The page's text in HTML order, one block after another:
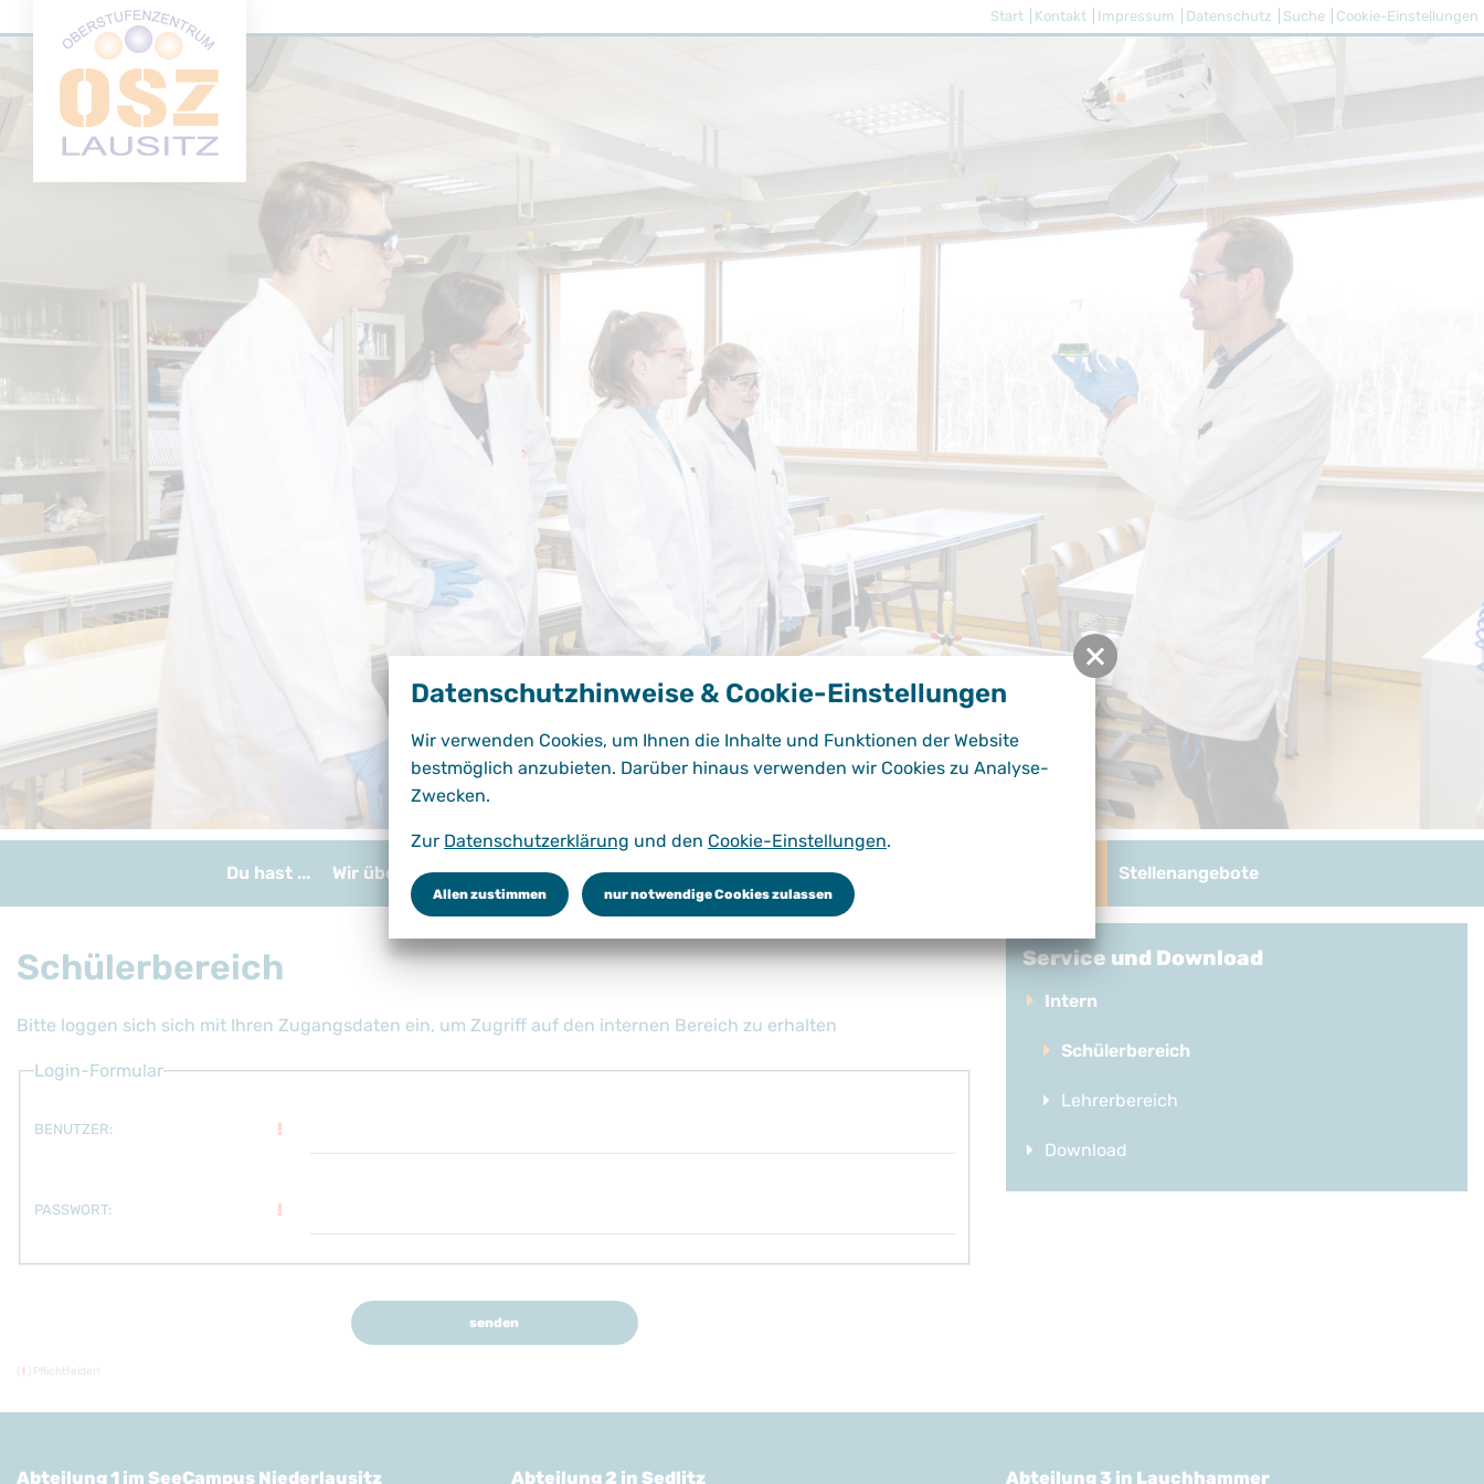
Start Kontakt Impressum Datenschutz Suche Cookie-Einstellungen
Du hast ... Wir über uns Bildungsgänge Schulorganisation Schulleben Stellenangebote
Schülerbereich
Bitte loggen sich sich mit Ihren Zugangsdaten ein, um Zugriff auf den internen Bereich zu erhalten
Login-Formular
!
BENUTZER:
!
PASSWORT:
senden
! ) Pflichtfelder!
Service und Download
Intern
Schülerbereich
Lehrerbereich
Download
Abteilung 1 im SeeCampus Niederlausitz Abteilung 2 in Sedlitz Abteilung 3 in Lauchhammer
Datenschutzhinweise & Cookie-Einstellungen
Wir verwenden Cookies, um Ihnen die Inhalte und Funktionen der Website
bestmöglich anzubieten. Darüber hinaus verwenden wir Cookies zu Analyse-
Zwecken.
Zur Datenschutzerklärung und den Cookie-Einstellungen.
Allen zustimmen nur notwendige Cookies zulassen